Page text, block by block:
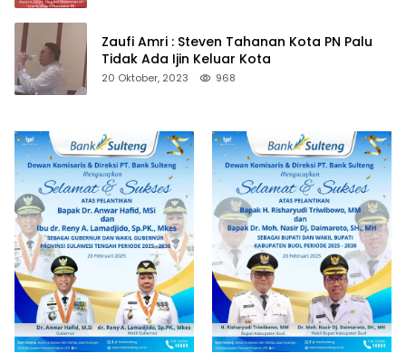
Zaufi Amri : Steven Tahanan Kota PN Palu
Tidak Ada Ijin Keluar Kota
20 Oktober, 2023 968